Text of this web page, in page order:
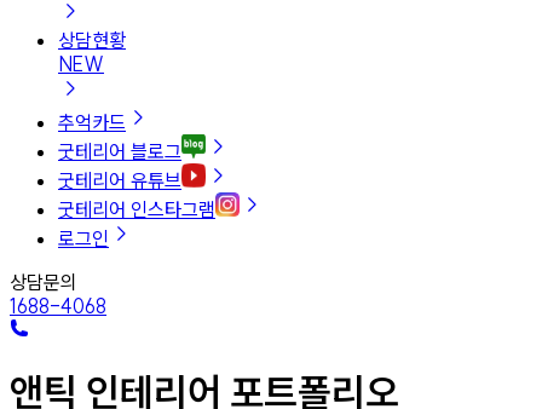
상담현황
NEW
추억카드
굿테리어 블로그
굿테리어 유튜브
굿테리어 인스타그램
로그인
상담문의
1688-4068
앤틱 인테리어 포트폴리오